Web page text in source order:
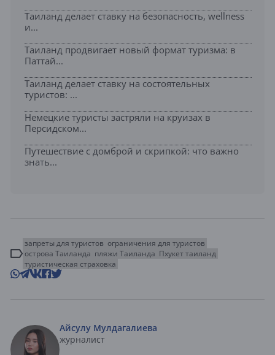
Таиланд делает ставку на безопасность, wellness
и...
Таиланд продвигает новый формат туризма: в
Паттай...
Таиланд делает ставку на состоятельных
туристов: ...
Немецкие туристы застряли на круизах в
Персидском...
Путешествие с домброй и скрипкой: что важно
знать...
запреты для туристов ограничения для туристов
острова Таиланда пляжи Таиланда Пхукет таиланд
туристическая страховка
Айсулу Мулдагалиева
журналист